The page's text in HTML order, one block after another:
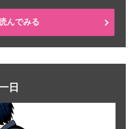
んでみる
日